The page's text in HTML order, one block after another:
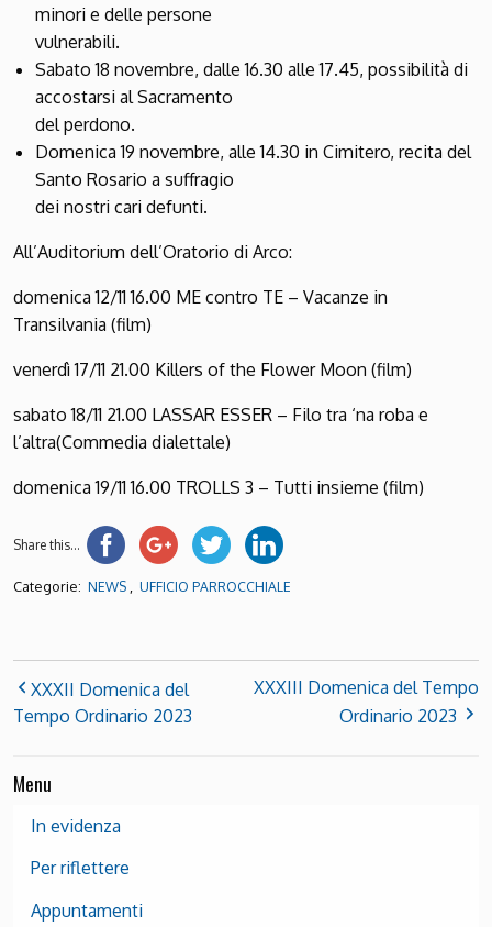
minori e delle persone
vulnerabili.
Sabato 18 novembre, dalle 16.30 alle 17.45, possibilità di
accostarsi al Sacramento
del perdono.
Domenica 19 novembre, alle 14.30 in Cimitero, recita del
Santo Rosario a suffragio
dei nostri cari defunti.
All’Auditorium dell’Oratorio di Arco:
domenica 12/11 16.00 ME contro TE – Vacanze in
Transilvania (film)
venerdì 17/11 21.00 Killers of the Flower Moon (film)
sabato 18/11 21.00 LASSAR ESSER – Filo tra ‘na roba e
l’altra(Commedia dialettale)
domenica 19/11 16.00 TROLLS 3 – Tutti insieme (film)
Share this...
Categorie: NEWS , UFFICIO PARROCCHIALE
XXXII Domenica del
Tempo Ordinario 2023
XXXIII Domenica del Tempo
Ordinario 2023
Menu
In evidenza
Per riflettere
Appuntamenti